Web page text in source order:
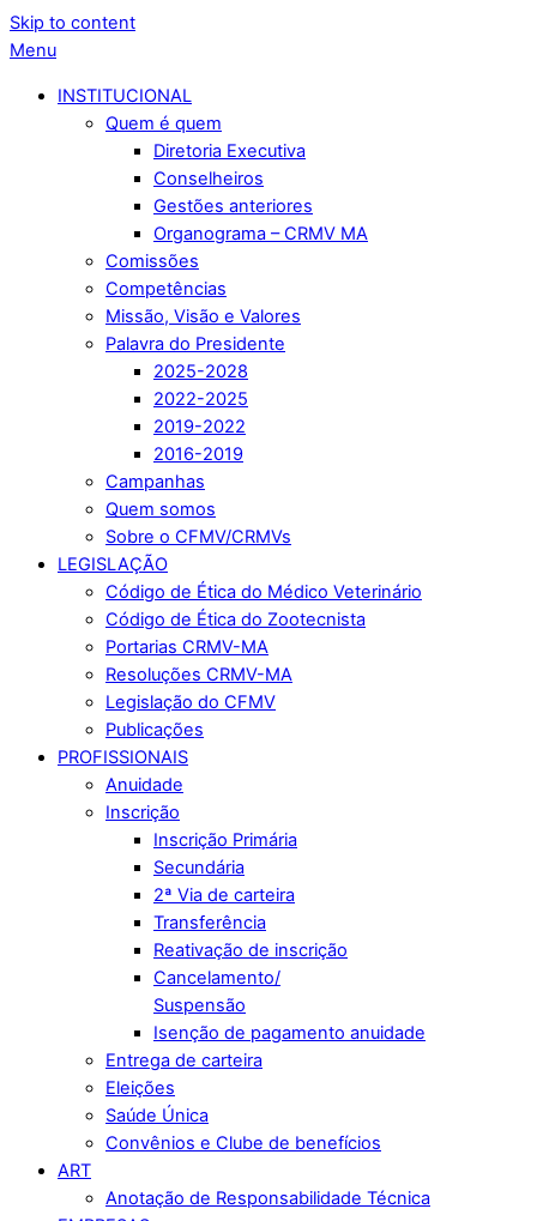
Skip to content
Menu
INSTITUCIONAL
Quem é quem
Diretoria Executiva
Conselheiros
Gestões anteriores
Organograma – CRMV MA
Comissões
Competências
Missão, Visão e Valores
Palavra do Presidente
2025-2028
2022-2025
2019-2022
2016-2019
Campanhas
Quem somos
Sobre o CFMV/CRMVs
LEGISLAÇÃO
Código de Ética do Médico Veterinário
Código de Ética do Zootecnista
Portarias CRMV-MA
Resoluções CRMV-MA
Legislação do CFMV
Publicações
PROFISSIONAIS
Anuidade
Inscrição
Inscrição Primária
Secundária
2ª Via de carteira
Transferência
Reativação de inscrição
Cancelamento/
Suspensão
Isenção de pagamento anuidade
Entrega de carteira
Eleições
Saúde Única
Convênios e Clube de benefícios
ART
Anotação de Responsabilidade Técnica